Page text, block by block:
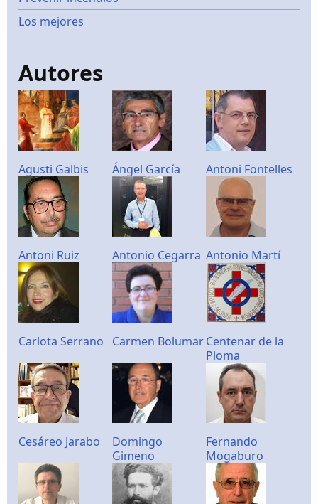
Los mejores
Autores
Agusti Galbis Ángel García Antoni Fontelles
Antoni Ruiz Antonio Cegarra Antonio Martí
Carlota Serrano Carmen BolumarCentenar de la
Ploma
Cesáreo Jarabo
Domingo
Gimeno
Fernando
Mogaburo